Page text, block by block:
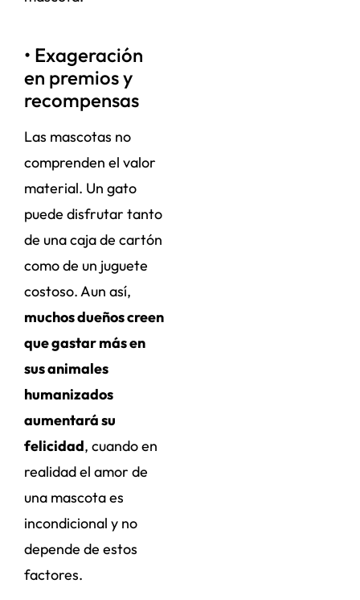
• Exageración
en premios y
recompensas
Las mascotas no
comprenden el valor
material. Un gato
puede disfrutar tanto
de una caja de cartón
como de un juguete
costoso. Aun así,
muchos dueños creen
que gastar más en
sus animales
humanizados
aumentará su
felicidad, cuando en
realidad el amor de
una mascota es
incondicional y no
depende de estos
factores.